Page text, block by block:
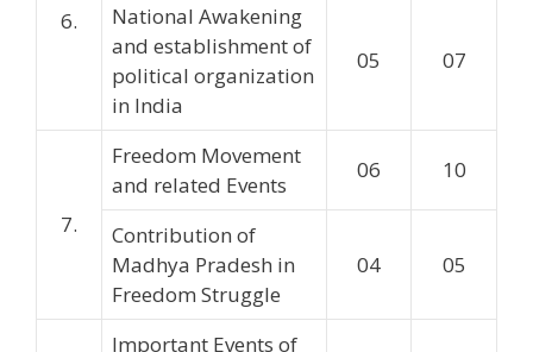
6.
National Awakening
and establishment of
political organization
in India
05 07
7.
Freedom Movement
and related Events
06 10
Contribution of
Madhya Pradesh in
Freedom Struggle
04 05
Important Events of